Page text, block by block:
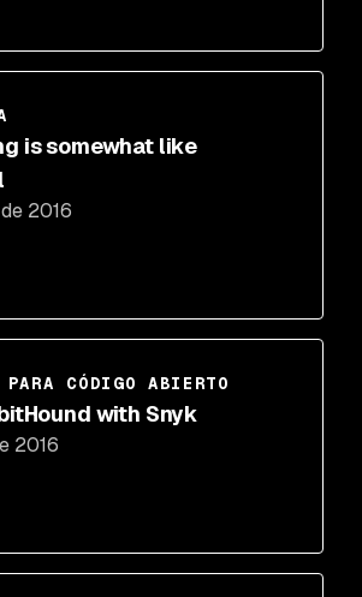
is somewhat like
2016
PARA CÓDIGO ABIERTO
with Snyk
2016